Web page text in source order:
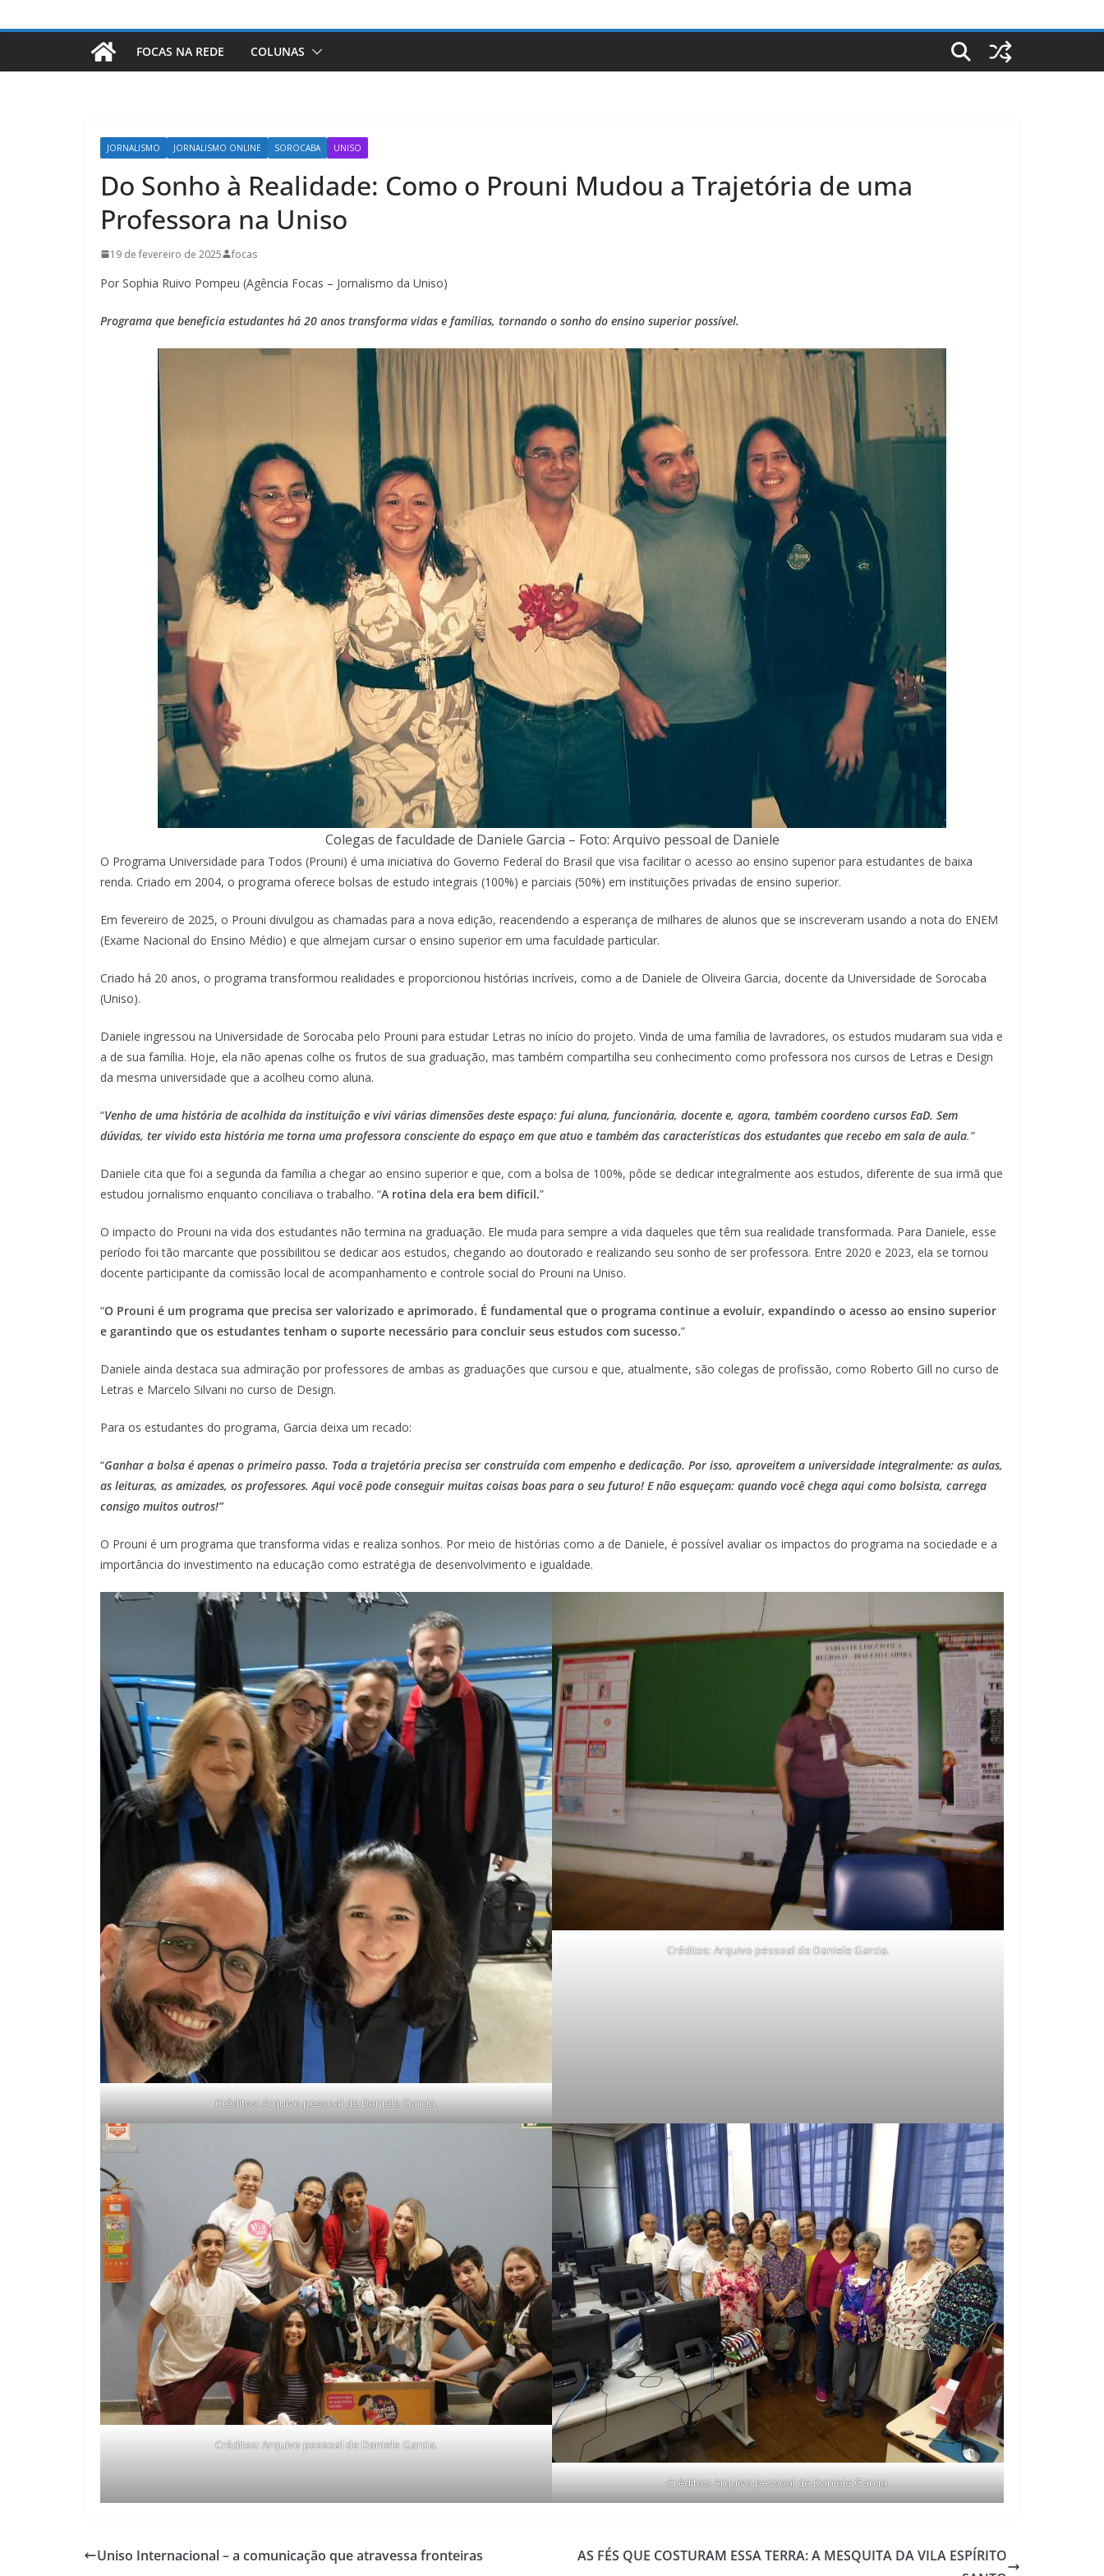
FOCAS NA REDE COLUNAS
JORNALISMO JORNALISMO ONLINE SOROCABA UNISO
Do Sonho à Realidade: Como o Prouni Mudou a Trajetória de uma
Professora na Uniso
19 de fevereiro de 2025 focas
Por Sophia Ruivo Pompeu (Agência Focas – Jornalismo da Uniso)
Programa que beneficia estudantes há 20 anos transforma vidas e famílias, tornando o sonho do ensino superior possível.
Colegas de faculdade de Daniele Garcia – Foto: Arquivo pessoal de Daniele
O Programa Universidade para Todos (Prouni) é uma iniciativa do Governo Federal do Brasil que visa facilitar o acesso ao ensino superior para estudantes de baixa
renda. Criado em 2004, o programa oferece bolsas de estudo integrais (100%) e parciais (50%) em instituições privadas de ensino superior.
Em fevereiro de 2025, o Prouni divulgou as chamadas para a nova edição, reacendendo a esperança de milhares de alunos que se inscreveram usando a nota do ENEM
(Exame Nacional do Ensino Médio) e que almejam cursar o ensino superior em uma faculdade particular.
Criado há 20 anos, o programa transformou realidades e proporcionou histórias incríveis, como a de Daniele de Oliveira Garcia, docente da Universidade de Sorocaba
(Uniso).
Daniele ingressou na Universidade de Sorocaba pelo Prouni para estudar Letras no início do projeto. Vinda de uma família de lavradores, os estudos mudaram sua vida e
a de sua família. Hoje, ela não apenas colhe os frutos de sua graduação, mas também compartilha seu conhecimento como professora nos cursos de Letras e Design
da mesma universidade que a acolheu como aluna.
“Venho de uma história de acolhida da instituição e vivi várias dimensões deste espaço: fui aluna, funcionária, docente e, agora, também coordeno cursos EaD. Sem
dúvidas, ter vivido esta história me torna uma professora consciente do espaço em que atuo e também das características dos estudantes que recebo em sala de aula.”
Daniele cita que foi a segunda da família a chegar ao ensino superior e que, com a bolsa de 100%, pôde se dedicar integralmente aos estudos, diferente de sua irmã que
estudou jornalismo enquanto conciliava o trabalho. “A rotina dela era bem difícil.”
O impacto do Prouni na vida dos estudantes não termina na graduação. Ele muda para sempre a vida daqueles que têm sua realidade transformada. Para Daniele, esse
período foi tão marcante que possibilitou se dedicar aos estudos, chegando ao doutorado e realizando seu sonho de ser professora. Entre 2020 e 2023, ela se tornou
docente participante da comissão local de acompanhamento e controle social do Prouni na Uniso.
“O Prouni é um programa que precisa ser valorizado e aprimorado. É fundamental que o programa continue a evoluir, expandindo o acesso ao ensino superior
e garantindo que os estudantes tenham o suporte necessário para concluir seus estudos com sucesso.”
Daniele ainda destaca sua admiração por professores de ambas as graduações que cursou e que, atualmente, são colegas de profissão, como Roberto Gill no curso de
Letras e Marcelo Silvani no curso de Design.
Para os estudantes do programa, Garcia deixa um recado:
“Ganhar a bolsa é apenas o primeiro passo. Toda a trajetória precisa ser construída com empenho e dedicação. Por isso, aproveitem a universidade integralmente: as aulas,
as leituras, as amizades, os professores. Aqui você pode conseguir muitas coisas boas para o seu futuro! E não esqueçam: quando você chega aqui como bolsista, carrega
consigo muitos outros!”
O Prouni é um programa que transforma vidas e realiza sonhos. Por meio de histórias como a de Daniele, é possível avaliar os impactos do programa na sociedade e a
importância do investimento na educação como estratégia de desenvolvimento e igualdade.
Créditos: Arquivo pessoal de Daniele Garcia.
Créditos: Arquivo pessoal de Daniele Garcia.
Créditos: Arquivo pessoal de Daniele Garcia.
Créditos: Arquivo pessoal de Daniele Garcia.
Uniso Internacional – a comunicação que atravessa fronteiras
AS FÉS QUE COSTURAM ESSA TERRA: A MESQUITA DA VILA ESPÍRITO